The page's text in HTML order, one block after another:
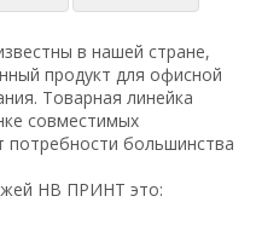
в нашей стране,
продукт для офисной
Товарная линейка
совместимых
потребности большинства
НВ ПРИНТ это: